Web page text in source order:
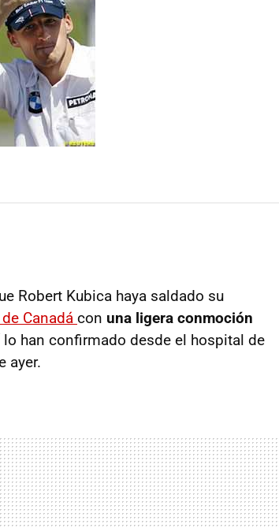
Robert Kubica haya saldado su
de Canadá con una ligera conmoción
lo han confirmado desde el hospital de
ayer.